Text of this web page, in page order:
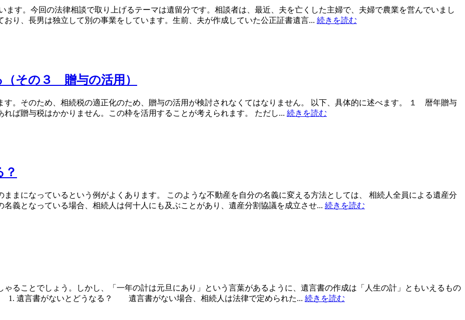
ます。今回の法律相談で取り上げるテーマは遺留分です。相談者は、最近、夫を亡くした主婦で、夫婦で農業を営んでいまし
り、長男は独立して別の事業をしています。生前、夫が作成していた公正証書遺言... 続きを読む
その３ 贈与の活用）
。そのため、相続税の適正化のため、贈与の活用が検討されなくてはなりません。 以下、具体的に述べます。 １ 暦年贈与
ば贈与税はかかりません。この枠を活用することが考えられます。 ただし... 続きを読む
まになっているという例がよくあります。 このような不動産を自分の名義に変える方法としては、 相続人全員による遺産分
義となっている場合、相続人は何十人にも及ぶことがあり、遺産分割協議を成立させ... 続きを読む
ることでしょう。しかし、「一年の計は元旦にあり」という言葉があるように、遺言書の作成は「人生の計」ともいえるもの
1. 遺言書がないとどうなる？ 遺言書がない場合、相続人は法律で定められた... 続きを読む